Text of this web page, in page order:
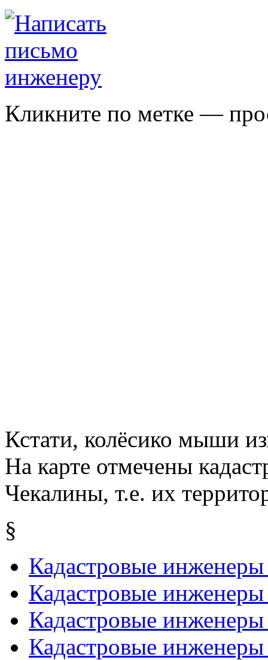
Кликните по метке —
Кстати, колёсико мыши
На карте отмечены
Чекалины, т.е. их
§
Кадастровые
Кадастровые
Кадастровые
Кадастровые